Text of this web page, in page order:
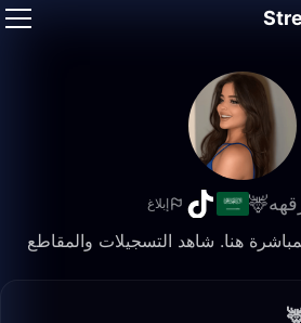
إبلاغ
هنا. شاهد التسجيلات والمقاطع